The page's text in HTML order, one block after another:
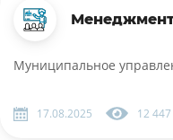
Муниципальное
17.08.2025 12 447